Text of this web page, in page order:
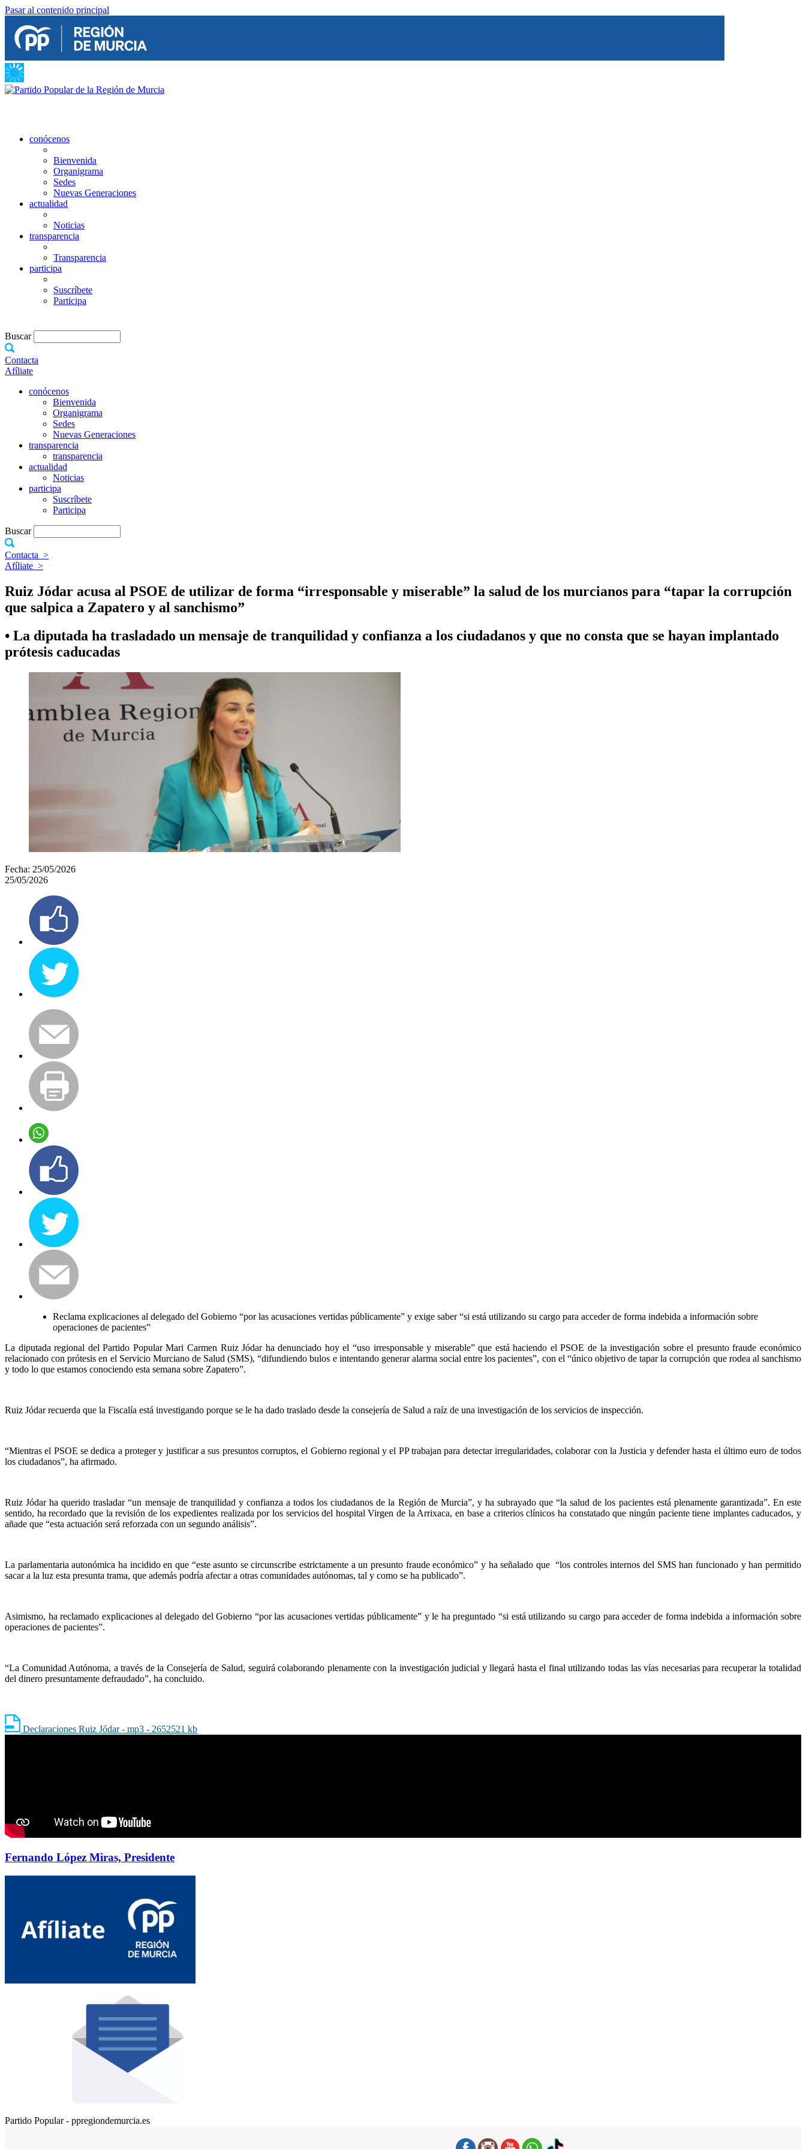
Pasar al contenido principal
conócenos
Bienvenida
Organigrama
Sedes
Nuevas Generaciones
actualidad
Noticias
transparencia
Transparencia
participa
Suscríbete
Participa
Buscar
Contacta
Afíliate
conócenos
Bienvenida
Organigrama
Sedes
Nuevas Generaciones
transparencia
transparencia
actualidad
Noticias
participa
Suscríbete
Participa
Buscar
Contacta >
Afíliate >
Ruiz Jódar acusa al PSOE de utilizar de forma “irresponsable y miserable” la salud de los murcianos para “tapar la corrupción
que salpica a Zapatero y al sanchismo”
• La diputada ha trasladado un mensaje de tranquilidad y confianza a los ciudadanos y que no consta que se hayan implantado
prótesis caducadas
Fecha: 25/05/2026
25/05/2026
Reclama explicaciones al delegado del Gobierno “por las acusaciones vertidas públicamente” y exige saber “si está utilizando su cargo para acceder de forma indebida a información sobre
operaciones de pacientes”
La diputada regional del Partido Popular Mari Carmen Ruiz Jódar ha denunciado hoy el “uso irresponsable y miserable” que está haciendo el PSOE de la investigación sobre el presunto fraude económico
relacionado con prótesis en el Servicio Murciano de Salud (SMS), “difundiendo bulos e intentando generar alarma social entre los pacientes”, con el “único objetivo de tapar la corrupción que rodea al sanchismo
y todo lo que estamos conociendo esta semana sobre Zapatero”.
Ruiz Jódar recuerda que la Fiscalía está investigando porque se le ha dado traslado desde la consejería de Salud a raíz de una investigación de los servicios de inspección.
“Mientras el PSOE se dedica a proteger y justificar a sus presuntos corruptos, el Gobierno regional y el PP trabajan para detectar irregularidades, colaborar con la Justicia y defender hasta el último euro de todos
los ciudadanos”, ha afirmado.
Ruiz Jódar ha querido trasladar “un mensaje de tranquilidad y confianza a todos los ciudadanos de la Región de Murcia”, y ha subrayado que “la salud de los pacientes está plenamente garantizada”. En este
sentido, ha recordado que la revisión de los expedientes realizada por los servicios del hospital Virgen de la Arrixaca, en base a criterios clínicos ha constatado que ningún paciente tiene implantes caducados, y
añade que “esta actuación será reforzada con un segundo análisis”.
La parlamentaria autonómica ha incidido en que “este asunto se circunscribe estrictamente a un presunto fraude económico” y ha señalado que “los controles internos del SMS han funcionado y han permitido
sacar a la luz esta presunta trama, que además podría afectar a otras comunidades autónomas, tal y como se ha publicado”.
Asimismo, ha reclamado explicaciones al delegado del Gobierno “por las acusaciones vertidas públicamente” y le ha preguntado “si está utilizando su cargo para acceder de forma indebida a información sobre
operaciones de pacientes”.
“La Comunidad Autónoma, a través de la Consejería de Salud, seguirá colaborando plenamente con la investigación judicial y llegará hasta el final utilizando todas las vías necesarias para recuperar la totalidad
del dinero presuntamente defraudado”, ha concluido.
Declaraciones Ruiz Jódar - mp3 - 2652521 kb
Fernando López Miras, Presidente
Partido Popular - ppregiondemurcia.es